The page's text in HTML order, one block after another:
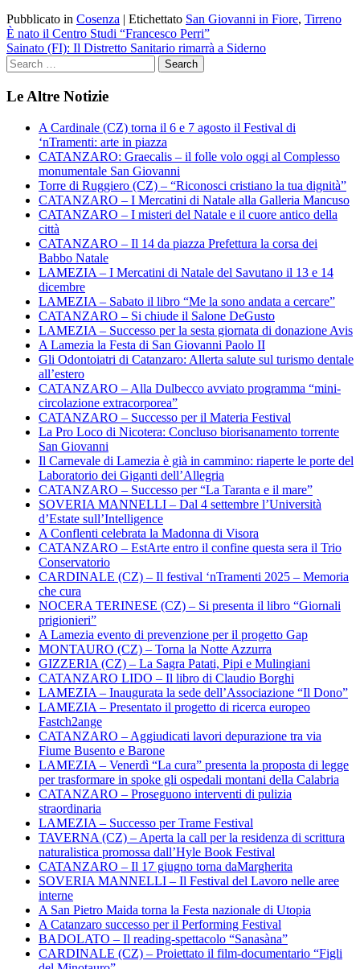
Pubblicato in Cosenza | Etichettato San Giovanni in Fiore, Tirreno
Navigazione
articoli
È nato il Centro Studi “Francesco Perri”
Sainato (FI): Il Distretto Sanitario rimarrà a Siderno
Le Altre Notizie
A Cardinale (CZ) torna il 6 e 7 agosto il Festival di
‘nTramenti: arte in piazza
CATANZARO: Graecalis – il folle volo oggi al Complesso
monumentale San Giovanni
Torre di Ruggiero (CZ) – “Riconosci cristiano la tua dignità”
CATANZARO – I Mercatini di Natale alla Galleria Mancuso
CATANZARO – I misteri del Natale e il cuore antico della
città
CATANZARO – Il 14 da piazza Prefettura la corsa dei
Babbo Natale
LAMEZIA – I Mercatini di Natale del Savutano il 13 e 14
dicembre
LAMEZIA – Sabato il libro “Me la sono andata a cercare”
CATANZARO – Si chiude il Salone DeGusto
LAMEZIA – Successo per la sesta giornata di donazione Avis
A Lamezia la Festa di San Giovanni Paolo II
Gli Odontoiatri di Catanzaro: Allerta salute sul turismo dentale
all’estero
CATANZARO – Alla Dulbecco avviato programma “mini-
circolazione extracorporea”
CATANZARO – Successo per il Materia Festival
La Pro Loco di Nicotera: Concluso biorisanamento torrente
San Giovanni
Il Carnevale di Lamezia è già in cammino: riaperte le porte del
Laboratorio dei Giganti dell’Allegria
CATANZARO – Successo per “La Taranta e il mare”
SOVERIA MANNELLI – Dal 4 settembre l’Università
d’Estate sull’Intelligence
A Conflenti celebrata la Madonna di Visora
CATANZARO – EstArte entro il confine questa sera il Trio
Conservatorio
CARDINALE (CZ) – Il festival ‘nTramenti 2025 – Memoria
che cura
NOCERA TERINESE (CZ) – Si presenta il libro “Giornali
prigionieri”
A Lamezia evento di prevenzione per il progetto Gap
MONTAURO (CZ) – Torna la Notte Azzurra
GIZZERIA (CZ) – La Sagra Patati, Pipi e Mulingiani
CATANZARO LIDO – Il libro di Claudio Borghi
LAMEZIA – Inaugurata la sede dell’Associazione “Il Dono”
LAMEZIA – Presentato il progetto di ricerca europeo
Fastch2ange
CATANZARO – Aggiudicati lavori depurazione tra via
Fiume Busento e Barone
LAMEZIA – Venerdì “La cura” presenta la proposta di legge
per trasformare in spoke gli ospedali montani della Calabria
CATANZARO – Proseguono interventi di pulizia
straordinaria
LAMEZIA – Successo per Trame Festival
TAVERNA (CZ) – Aperta la call per la residenza di scrittura
naturalistica promossa dall’Hyle Book Festival
CATANZARO – Il 17 giugno torna daMargherita
SOVERIA MANNELLI – Il Festival del Lavoro nelle aree
interne
A San Pietro Maida torna la Festa nazionale di Utopia
A Catanzaro successo per il Performing Festival
BADOLATO – Il reading-spettacolo “Sanasàna”
CARDINALE (CZ) – Proiettato il film-documentario “Figli